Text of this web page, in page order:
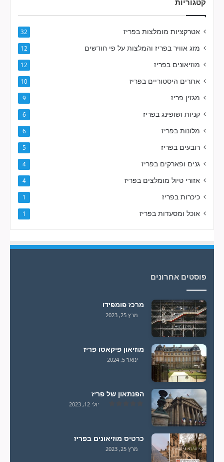
קטגוריות
אטרקציות מומלצות בפריז 32
מזג אוויר בפריז והמלצות על פי חודשים 12
מוזיאונים בפריז 12
אתרים היסטוריים בפריז 10
מגזין פריז 9
קניות ושופינג בפריז 6
מלונות בפריז 6
רובעים בפריז 5
גנים ופארקים בפריז 4
אזורי טיול מומלצים בפריז 4
כיכרות בפריז 1
אוכל ומסעדות בפריז 1
פוסטים אחרונים
מרכז פומפידו
מרץ 25, 2023
מוזיאון פיקאסו פריז
ינואר 5, 2024
הפנתאון של פריז
יולי 12, 2023
כרטיס מוזיאונים בפריז
מרץ 25, 2023